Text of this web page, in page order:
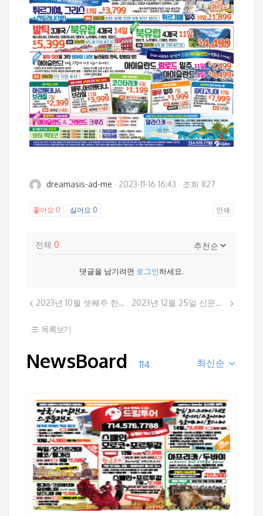
dreamasis-ad-me · 2023-11-16 16:43 · 조회 827
좋아요 0 싫어요 0 인쇄
전체 0
댓글을 남기려면 로그인하세요.
2023년 10월 셋째주 한국 여행 광고 2023년 12월 25일 신문광고
목록보기
NewsBoard 114 최신순